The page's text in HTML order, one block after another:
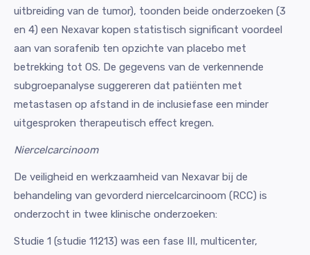
uitbreiding van de tumor), toonden beide onderzoeken (3
en 4) een Nexavar kopen statistisch significant voordeel
aan van sorafenib ten opzichte van placebo met
betrekking tot OS. De gegevens van de verkennende
subgroepanalyse suggereren dat patiënten met
metastasen op afstand in de inclusiefase een minder
uitgesproken therapeutisch effect kregen.
Niercelcarcinoom
De veiligheid en werkzaamheid van Nexavar bij de
behandeling van gevorderd niercelcarcinoom (RCC) is
onderzocht in twee klinische onderzoeken:
Studie 1 (studie 11213) was een fase III, multicenter,